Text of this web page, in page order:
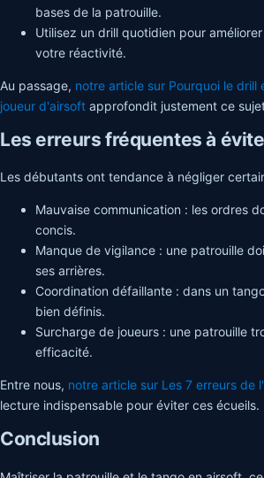
bases de la patrouille.
Utilisez un drill quotidien pour
votre réactivité.
Au passage, notre article sur Pourquoi le drill
joueur d'airsoft approfondit justement ce
Les erreurs fréquentes à
Les débutants ont tendance à négliger
Mauvaise communication : les ordres
concis.
Manque de vigilance : une patrouille
ses arrières.
Coordination défaillante : dans un
bien définis.
Surcharge de joueurs : une patrouille
efficacité.
Entre nous, notre article sur Les 7 erreurs de
lecture indispensable pour éviter ces écueils.
Conclusion